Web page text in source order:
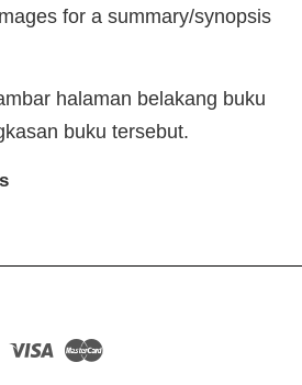
for a summary/synopsis
halaman belakang buku
buku tersebut.
Visa